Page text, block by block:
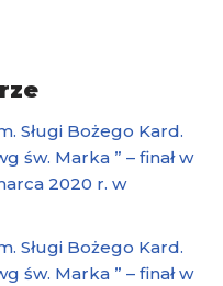
Sługi Bożego Kard.
św. Marka ” – finał w
2020 r. w
Sługi Bożego Kard.
św. Marka ” – finał w